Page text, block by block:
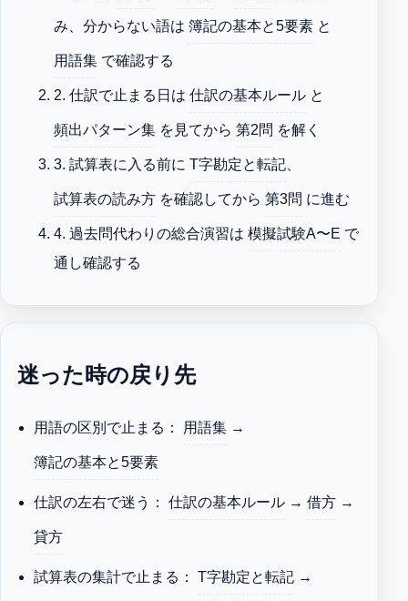
み、分からない語は 簿記の基本と5要素 と
用語集 で確認する
2. 仕訳で止まる日は 仕訳の基本ルール と
頻出パターン集 を見てから 第2問 を解く
3. 試算表に入る前に T字勘定と転記
試算表の読み方 を確認してから 第3問 に進む
4. 過去問代わりの総合演習は 模擬試験A〜E で
通し確認する
迷った時の戻り先
用語の区別で止まる： 用語集 →
簿記の基本と5要素
仕訳の左右で迷う： 仕訳の基本ルール → 借方 →
貸方
試算表の集計で止まる： T字勘定と転記 →